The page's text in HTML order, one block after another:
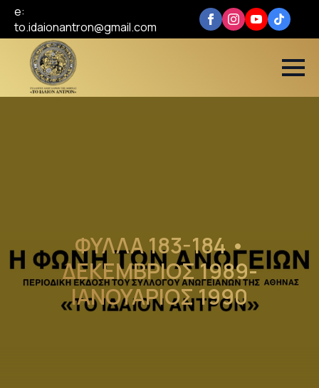
e:
to.idaionantron@gmail.com
ΦΥΛΛΑ 183-184 •
ΔΕΚΕΜΒΡΙΟΣ 1989-
ΙΑΝΟΥΑΡΙΟΣ 1990